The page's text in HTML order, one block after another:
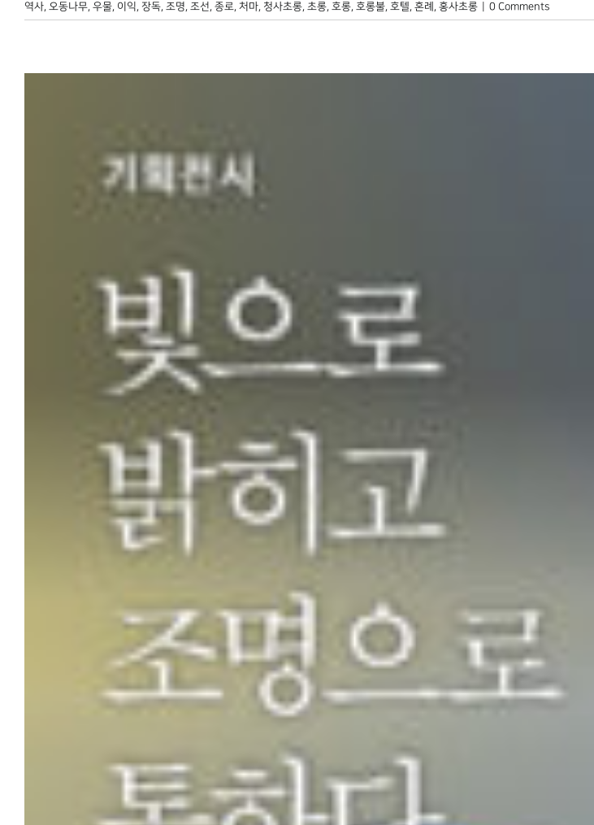
역사, 오동나무, 우물, 이익, 장독, 조명, 조선, 종로, 처마, 청사초롱, 초롱, 호롱, 호롱불, 호텔, 혼례 , 홍사초롱 0 Comments